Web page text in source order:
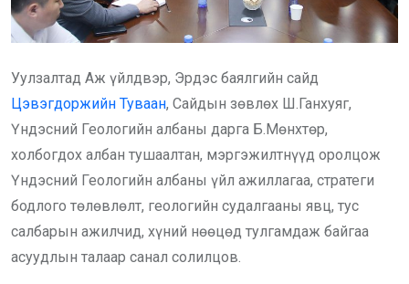
Уулзалтад Аж үйлдвэр, Эрдэс баялгийн сайд
Цэвэгдоржийн Туваан, Сайдын зөвлөх Ш.Ганхуяг,
Үндэсний Геологийн албаны дарга Б.Мөнхтөр,
холбогдох албан тушаалтан, мэргэжилтнүүд оролцож
Үндэсний Геологийн албаны үйл ажиллагаа, стратеги
бодлого төлөвлөлт, геологийн судалгааны явц, тус
салбарын ажилчид, хүний нөөцөд тулгамдаж байгаа
асуудлын талаар санал солилцов.